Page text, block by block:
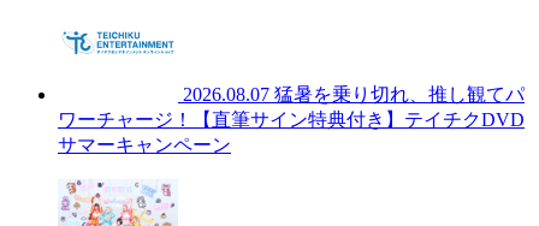
2026.08.07 猛暑を乗り切れ、推し観てパ
ワーチャージ！【直筆サイン特典付き】テイチクDVD
サマーキャンペーン